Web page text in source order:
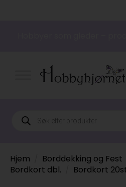
Products
search
Hjem Borddekking og Fest
Bordkort dbl.
Bordkort